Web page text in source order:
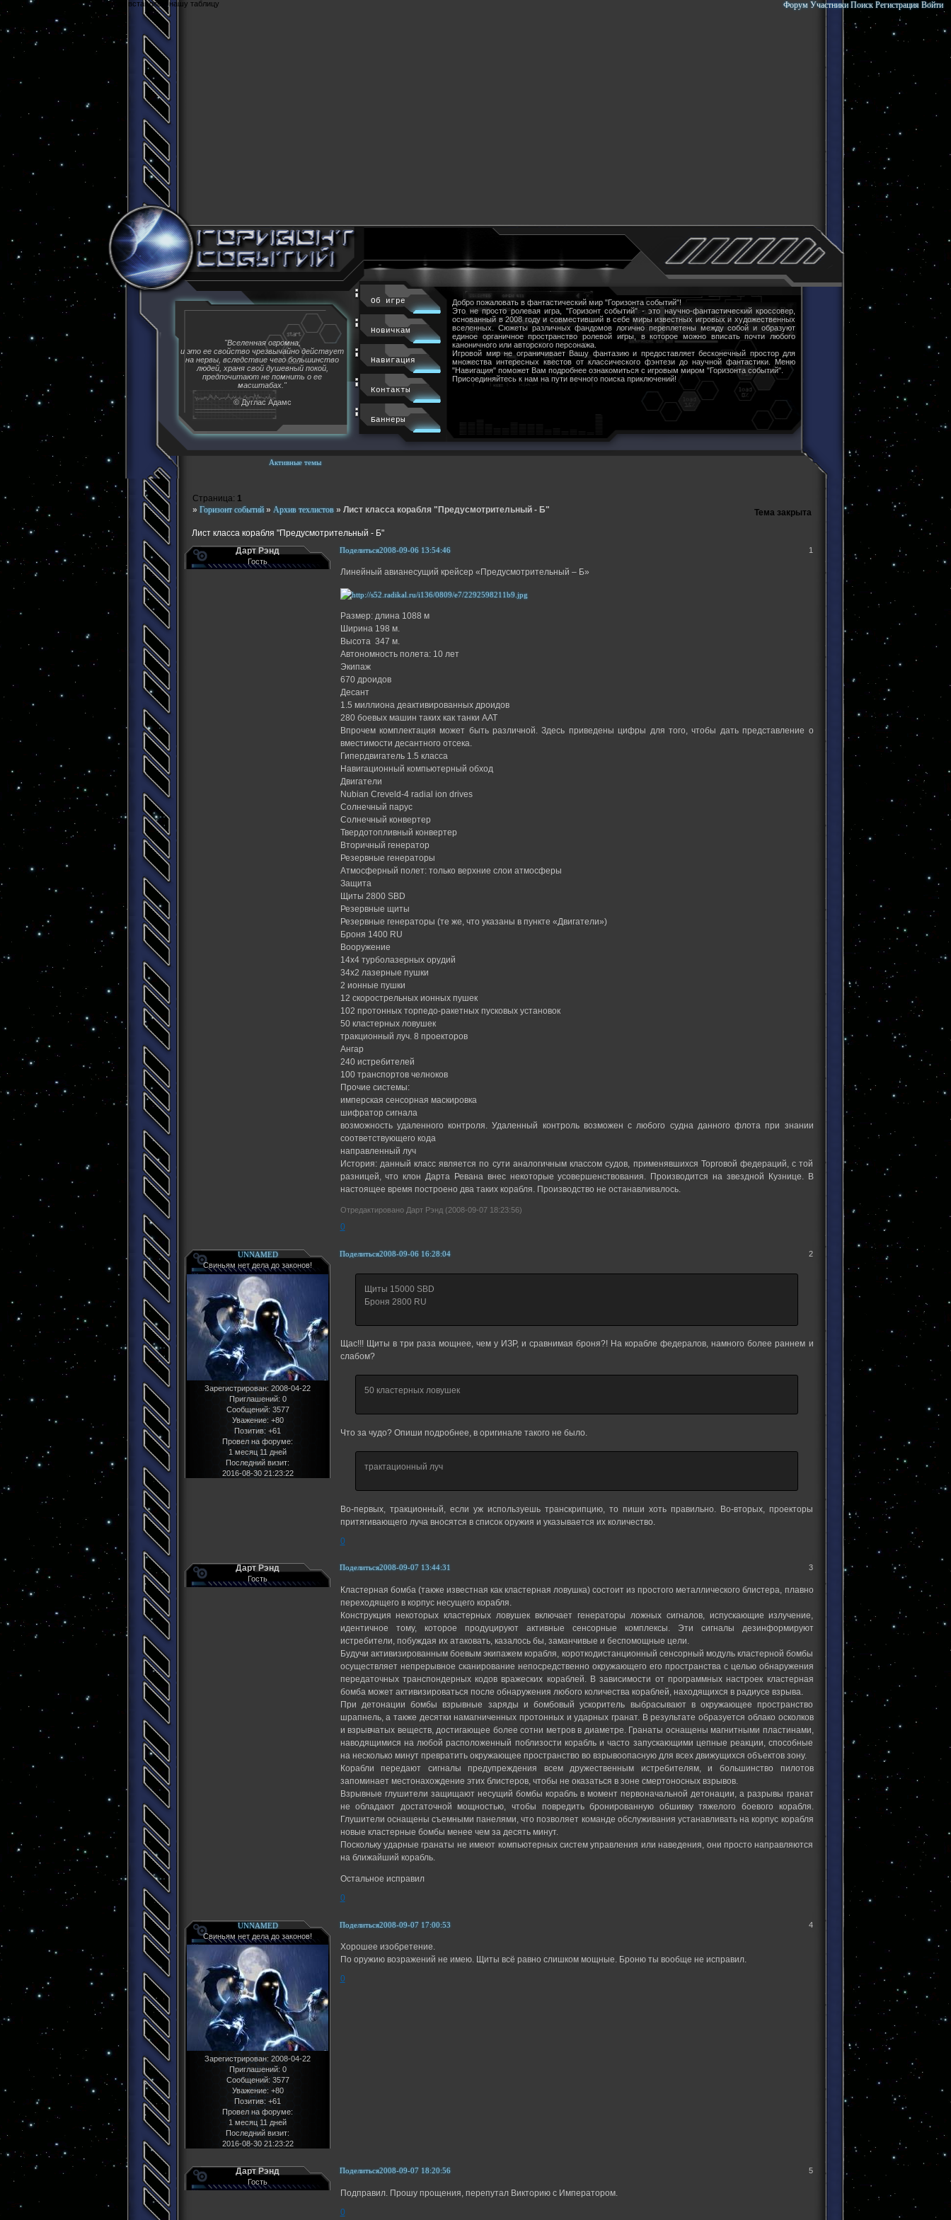
Cюда вставляем нашу таблицу Форум Участники Поиск Регистрация Войти
Активные темы
"Вселенная огромна,
и это ее свойство чрезвычайно действует
на нервы, вследствие чего большинство
людей, храня свой душевный покой,
предпочитают не помнить о ее
масштабах."
© Дуглас Адамс
Об игре
Новичкам
Навигация
Контакты
Баннеры
Добро пожаловать в фантастический мир "Горизонта событий"!
Это не просто ролевая игра, "Горизонт событий" - это научно-фантастический кроссовер,
основанный в 2008 году и совместивший в себе миры известных игровых и художественных
вселенных. Сюжеты различных фандомов логично переплетены между собой и образуют
единое органичное пространство ролевой игры, в которое можно вписать почти любого
каноничного или авторского персонажа.
Игровой мир не ограничивает Вашу фантазию и предоставляет бесконечный простор для
множества интересных квестов от классического фэнтези до научной фантастики. Меню
"Навигация" поможет Вам подробнее ознакомиться с игровым миром "Горизонта событий".
Присоединяйтесь к нам на пути вечного поиска приключений!
» Горизонт событий » Архив техлистов » Лист класса корабля "Предусмотрительный - Б"
Лист класса корабля "Предусмотрительный - Б"
Страница: 1
Тема закрыта
Поделиться 1
2008-09-06 13:54:46
Дарт Рэнд
Гость
Линейный авианесущий крейсер «Предусмотрительный – Б»
Размер: длина 1088 м
Ширина 198 м.
Высота 347 м.
Автономность полета: 10 лет
Экипаж
670 дроидов
Десант
1.5 миллиона деактивированных дроидов
280 боевых машин таких как танки ААТ
Впрочем комплектация может быть различной. Здесь приведены цифры для того, чтобы дать представление о
вместимости десантного отсека.
Гипердвигатель 1.5 класса
Навигационный компьютерный обход
Двигатели
Nubian Creveld-4 radial ion drives
Солнечный парус
Солнечный конвертер
Твердотопливный конвертер
Вторичный генератор
Резервные генераторы
Атмосферный полет: только верхние слои атмосферы
Защита
Щиты 2800 SBD
Резервные щиты
Резервные генераторы (те же, что указаны в пункте «Двигатели»)
Броня 1400 RU
Вооружение
14х4 турболазерных орудий
34х2 лазерные пушки
2 ионные пушки
12 скорострельных ионных пушек
102 протонных торпедо-ракетных пусковых установок
50 кластерных ловушек
тракционный луч. 8 проекторов
Ангар
240 истребителей
100 транспортов челноков
Прочие системы:
имперская сенсорная маскировка
шифратор сигнала
возможность удаленного контроля. Удаленный контроль возможен с любого судна данного флота при знании
соответствующего кода
направленный луч
История: данный класс является по сути аналогичным классом судов, применявшихся Торговой федераций, с той
разницей, что клон Дарта Ревана внес некоторые усовершенствования. Производится на звездной Кузнице. В
настоящее время построено два таких корабля. Производство не останавливалось.
Отредактировано Дарт Рэнд (2008-09-07 18:23:56)
0
Поделиться 2
2008-09-06 16:28:04
UNNAMED
Свиньям нет дела до законов!
Зарегистрирован: 2008-04-22
Приглашений: 0
Сообщений: 3577
Уважение: +80
Позитив: +61
Провел на форуме:
1 месяц 11 дней
Последний визит:
2016-08-30 21:23:22
Щиты 15000 SBD
Броня 2800 RU
Щас!!! Щиты в три раза мощнее, чем у ИЗР, и сравнимая броня?! На корабле федералов, намного более раннем и
слабом?
50 кластерных ловушек
Что за чудо? Опиши подробнее, в оригинале такого не было.
трактационный луч
Во-первых, тракционный, если уж используешь транскрипцию, то пиши хоть правильно. Во-вторых, проекторы
притягивающего луча вносятся в список оружия и указывается их количество.
0
Поделиться 3
2008-09-07 13:44:31
Дарт Рэнд
Гость
Кластерная бомба (также известная как кластерная ловушка) состоит из простого металлического блистера, плавно
переходящего в корпус несущего корабля.
Конструкция некоторых кластерных ловушек включает генераторы ложных сигналов, испускающие излучение,
идентичное тому, которое продуцируют активные сенсорные комплексы. Эти сигналы дезинформируют
истребители, побуждая их атаковать, казалось бы, заманчивые и беспомощные цели.
Будучи активизированным боевым экипажем корабля, короткодистанционный сенсорный модуль кластерной бомбы
осуществляет непрерывное сканирование непосредственно окружающего его пространства с целью обнаружения
передаточных транспондерных кодов вражеских кораблей. В зависимости от программных настроек кластерная
бомба может активизироваться после обнаружения любого количества кораблей, находящихся в радиусе взрыва.
При детонации бомбы взрывные заряды и бомбовый ускоритель выбрасывают в окружающее пространство
шрапнель, а также десятки намагниченных протонных и ударных гранат. В результате образуется облако осколков
и взрывчатых веществ, достигающее более сотни метров в диаметре. Гранаты оснащены магнитными пластинами,
наводящимися на любой расположенный поблизости корабль и часто запускающими цепные реакции, способные
на несколько минут превратить окружающее пространство во взрывоопасную для всех движущихся объектов зону.
Корабли передают сигналы предупреждения всем дружественным истребителям, и большинство пилотов
запоминает местонахождение этих блистеров, чтобы не оказаться в зоне смертоносных взрывов.
Взрывные глушители защищают несущий бомбы корабль в момент первоначальной детонации, а разрывы гранат
не обладают достаточной мощностью, чтобы повредить бронированную обшивку тяжелого боевого корабля.
Глушители оснащены съемными панелями, что позволяет команде обслуживания устанавливать на корпус корабля
новые кластерные бомбы менее чем за десять минут.
Поскольку ударные гранаты не имеют компьютерных систем управления или наведения, они просто направляются
на ближайший корабль.
Остальное исправил
0
Поделиться 4
2008-09-07 17:00:53
UNNAMED
Свиньям нет дела до законов!
Зарегистрирован: 2008-04-22
Приглашений: 0
Сообщений: 3577
Уважение: +80
Позитив: +61
Провел на форуме:
1 месяц 11 дней
Последний визит:
2016-08-30 21:23:22
Хорошее изобретение.
По оружию возражений не имею. Щиты всё равно слишком мощные. Броню ты вообще не исправил.
0
Поделиться 5
2008-09-07 18:20:56
Дарт Рэнд
Гость
Подправил. Прошу прощения, перепутал Викторию с Императором.
0